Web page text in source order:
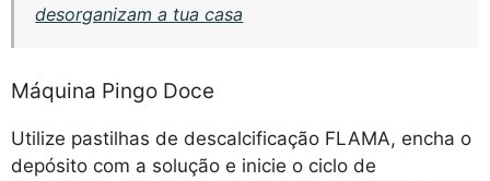
desorganizam a tua casa
Máquina Pingo Doce
Utilize pastilhas de descalcificação FLAMA, encha o
depósito com a solução e inicie o ciclo de